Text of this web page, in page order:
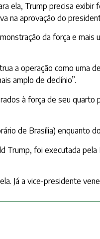
ela, Trump precisa
na aprovação do
da força e
a operação como uma
amplo de declínio”.
à força de seu
de Brasília) enquanto
Trump, foi executada
Já a vice-presidente